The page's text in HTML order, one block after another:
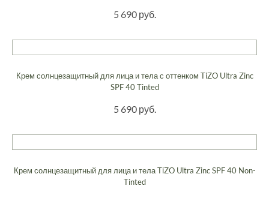
5 690 руб.
Крем солнцезащитный для лица и тела с оттенком TiZO Ultra Zinc
SPF 40 Tinted
5 690 руб.
Крем солнцезащитный для лица и тела TiZO Ultra Zinc SPF 40 Non-
Tinted